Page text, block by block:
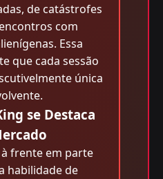
de catástrofes
com
Essa
que cada sessão
única
se Destaca
frente em parte
habilidade de